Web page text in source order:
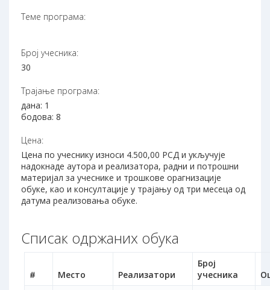
Теме програма:
Број учесника:
30
Трајање програма:
дана: 1
бодова: 8
Цена:
Цена по учеснику износи 4.500,00 РСД и укључује
надокнаде аутора и реализатора, радни и потрошни
материјал за учеснике и трошкове орагнизације
обуке, као и консултације у трајању од три месеца од
датума реализовања обуке.
Списак одржаних обука
# Место Реализатори
Број
учесника